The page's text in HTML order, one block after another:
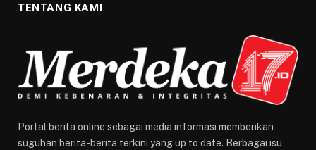
TENTANG KAMI
Portal berita online sebagai media informasi memberikan
suguhan berita-berita terkini yang up to date. Berbagai isu